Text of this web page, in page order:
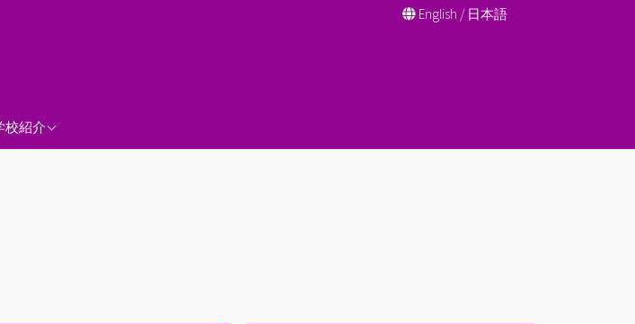
English / 日本語
校紹介
校経営方針